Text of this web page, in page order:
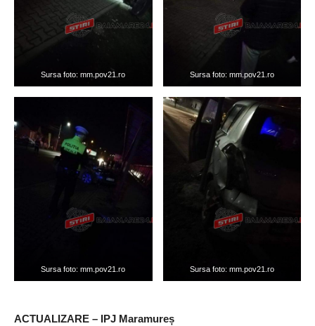
Sursa foto: mm.pov21.ro Sursa foto: mm.pov21.ro
Sursa foto: mm.pov21.ro Sursa foto: mm.pov21.ro
ACTUALIZARE – IPJ Maramureș